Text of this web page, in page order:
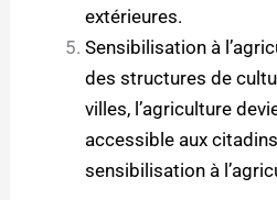
extérieures.
Sensibilisation à
des structures de
villes, l’agriculture
accessible aux
sensibilisation à